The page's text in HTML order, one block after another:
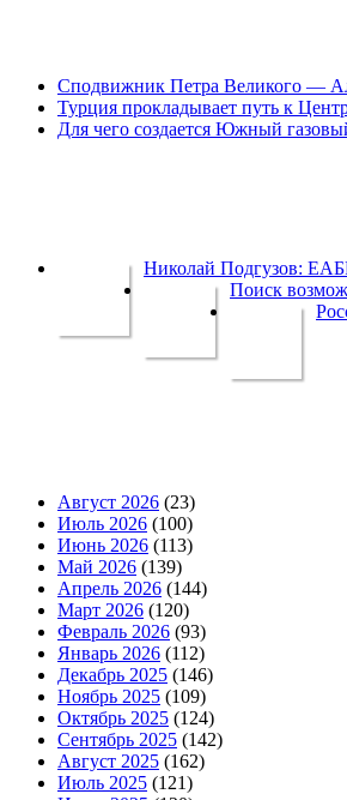
Сподвижник Петра Великого —
Турция прокладывает путь к
Для чего создается Южный
Николай Подгузов:
Поиск
Август 2026 (23)
Июль 2026 (100)
Июнь 2026 (113)
Май 2026 (139)
Апрель 2026 (144)
Март 2026 (120)
Февраль 2026 (93)
Январь 2026 (112)
Декабрь 2025 (146)
Ноябрь 2025 (109)
Октябрь 2025 (124)
Сентябрь 2025 (142)
Август 2025 (162)
Июль 2025 (121)